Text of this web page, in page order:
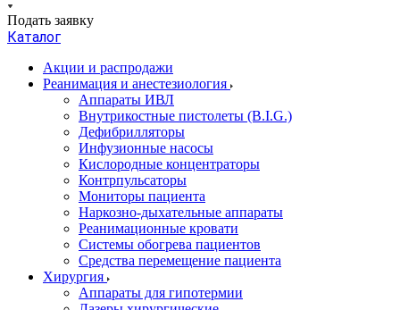
Подать заявку
Каталог
Акции и распродажи
Реанимация и анестезиология
Аппараты ИВЛ
Внутрикостные пистолеты (B.I.G.)
Дефибрилляторы
Инфузионные насосы
Кислородные концентраторы
Контрпульсаторы
Мониторы пациента
Наркозно-дыхательные аппараты
Реанимационные кровати
Системы обогрева пациентов
Средства перемещение пациента
Хирургия
Аппараты для гипотермии